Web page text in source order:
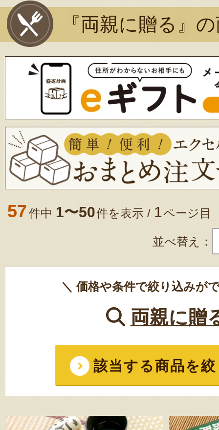
『両親に贈る』
57件中 1〜50件を表示 / 1ページ目
並べ替え：
＼ 価格や条件で絞り込みが
両親に贈
該当する商品を